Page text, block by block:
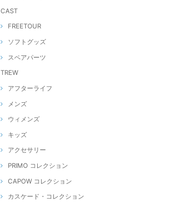
CAST
FREETOUR
ソフトグッズ
スペアパーツ
TREW
アフターライフ
メンズ
ウィメンズ
キッズ
アクセサリー
PRIMO コレクション
CAPOW コレクション
カスケード・コレクション